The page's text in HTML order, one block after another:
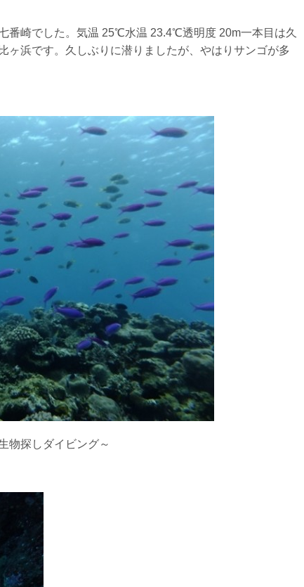
番崎でした。気温 25℃水温 23.4℃透明度 20m一本目は久
ヶ浜です。久しぶりに潜りましたが、やはりサンゴが多
物探しダイビング～
人数を制限する場合があります。また、エントリーの順番
クジラによっては、人が近くを泳ぐことを嫌い、逃げてし
て泳ぐことも禁止します。クジラは一度でもそのような行
ムが実施できるよう努めます。しかし、万が一海にエント
ん。そのため、多少の波やうねりがある中でスノーケリン
たします。
ツアーに参加できるレベルに達していないと判断した場合
ります。その際のご返金には応じかねますので、あらかじ
ご希望の方は、事前にお申し出ください。
に伴う危険に加え、予測不能なクジラの行動や、クジラと
にもトラブルが生じる可能性があります。そして、これら
る可能性があります。
合、またはその他いかなる理由があっても、当ツアー開催